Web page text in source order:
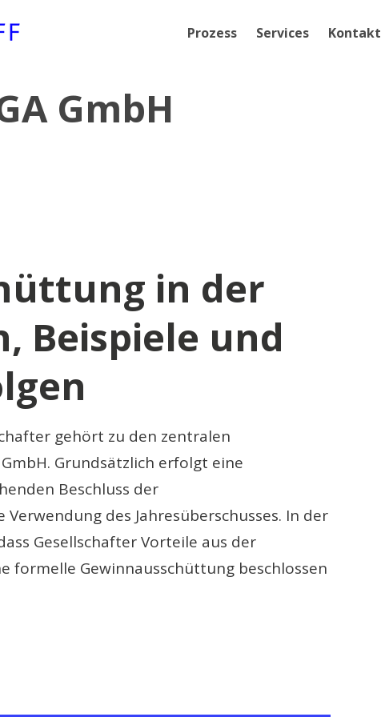
Prozess Services Kontakt
GmbH
in der
Beispiele und
gehört zu den zentralen
Grundsätzlich erfolgt eine
Beschluss der
des Jahresüberschusses. In der
Gesellschafter Vorteile aus der
formelle Gewinnausschüttung beschlossen